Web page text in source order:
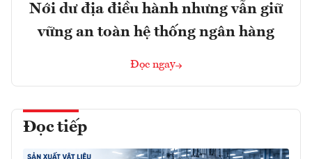
Nới dư địa điều hành nhưng vẫn giữ
vững an toàn hệ thống ngân hàng
Đọc ngay
Đọc tiếp